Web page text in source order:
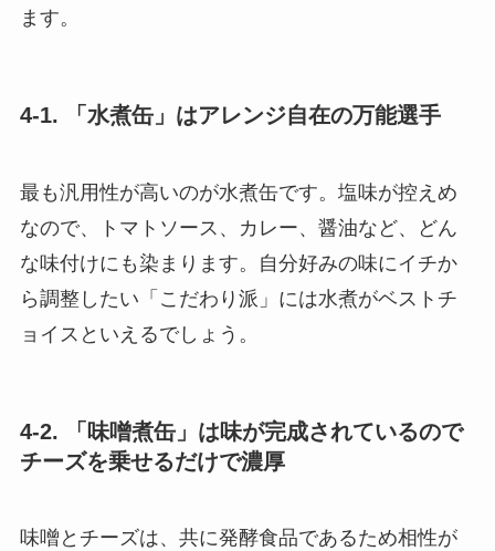
ます。
4-1. 「水煮缶」はアレンジ自在の万能選手
最も汎用性が高いのが水煮缶です。塩味が控えめ
なので、トマトソース、カレー、醤油など、どん
な味付けにも染まります。自分好みの味にイチか
ら調整したい「こだわり派」には水煮がベストチ
ョイスといえるでしょう。
4-2. 「味噌煮缶」は味が完成されているので
チーズを乗せるだけで濃厚
味噌とチーズは、共に発酵食品であるため相性が